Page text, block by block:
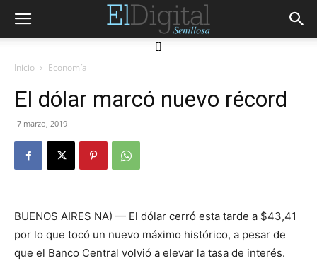
[]
Inicio Economía
El dólar marcó nuevo récord
7 marzo, 2019
BUENOS AIRES NA) — El dólar cerró esta tarde a $43,41
por lo que tocó un nuevo máximo histórico, a pesar de
que el Banco Central volvió a elevar la tasa de interés.